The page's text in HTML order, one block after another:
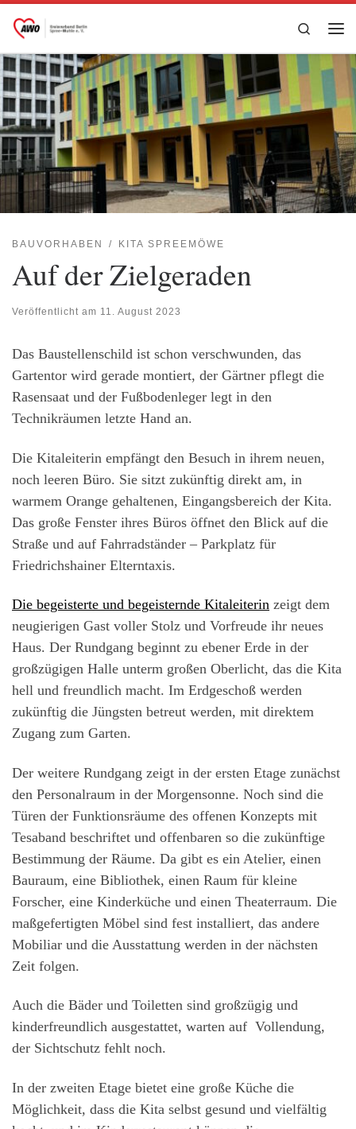
Zum Inhalt springen
Search
BAUVORHABEN KITA SPREEMÖWE
Auf der Zielgeraden
Veröffentlicht am 11. August 2023
Das Baustellenschild ist schon verschwunden, das
Gartentor wird gerade montiert, der Gärtner pflegt die
Rasensaat und der Fußbodenleger legt in den
Technikräumen letzte Hand an.
Die Kitaleiterin empfängt den Besuch in ihrem neuen,
noch leeren Büro. Sie sitzt zukünftig direkt am, in
warmem Orange gehaltenen, Eingangsbereich der Kita.
Das große Fenster ihres Büros öffnet den Blick auf die
Straße und auf Fahrradständer – Parkplatz für
Friedrichshainer Elterntaxis.
Die begeisterte und begeisternde Kitaleiterin zeigt dem
neugierigen Gast voller Stolz und Vorfreude ihr neues
Haus. Der Rundgang beginnt zu ebener Erde in der
großzügigen Halle unterm großen Oberlicht, das die Kita
hell und freundlich macht. Im Erdgeschoß werden
zukünftig die Jüngsten betreut werden, mit direktem
Zugang zum Garten.
Der weitere Rundgang zeigt in der ersten Etage zunächst
den Personalraum in der Morgensonne. Noch sind die
Türen der Funktionsräume des offenen Konzepts mit
Tesaband beschriftet und offenbaren so die zukünftige
Bestimmung der Räume. Da gibt es ein Atelier, einen
Bauraum, eine Bibliothek, einen Raum für kleine
Forscher, eine Kinderküche und einen Theaterraum. Die
maßgefertigten Möbel sind fest installiert, das andere
Mobiliar und die Ausstattung werden in der nächsten
Zeit folgen.
Auch die Bäder und Toiletten sind großzügig und
kinderfreundlich ausgestattet, warten auf Vollendung,
der Sichtschutz fehlt noch.
In der zweiten Etage bietet eine große Küche die
Möglichkeit, dass die Kita selbst gesund und vielfältig